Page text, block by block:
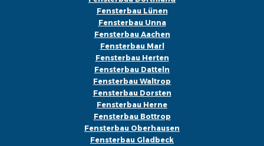
Fensterbau Lünen
Fensterbau Unna
Fensterbau Aachen
Fensterbau Marl
Fensterbau Herten
Fensterbau Datteln
Fensterbau Waltrop
Fensterbau Dorsten
Fensterbau Herne
Fensterbau Bottrop
Fensterbau Oberhausen
Fensterbau Gladbeck